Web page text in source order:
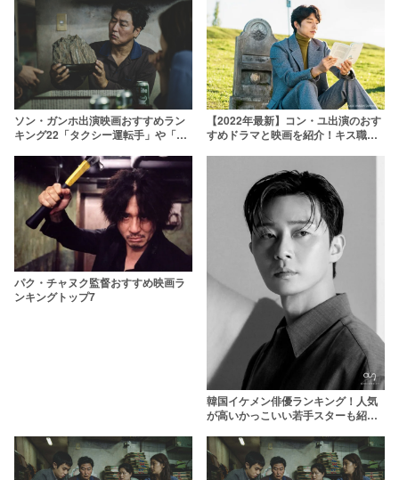
ソン・ガンホ出演映画おすすめラン
キング22「タクシー運転手」や「パ
【2022年最新】コン・ユ出演のおす
すめドラマと映画を紹介！キス職人
パク・チャヌク監督おすすめ映画ラ
ンキングトップ7
韓国イケメン俳優ランキング！人気
が高いかっこいい若手スターも紹介